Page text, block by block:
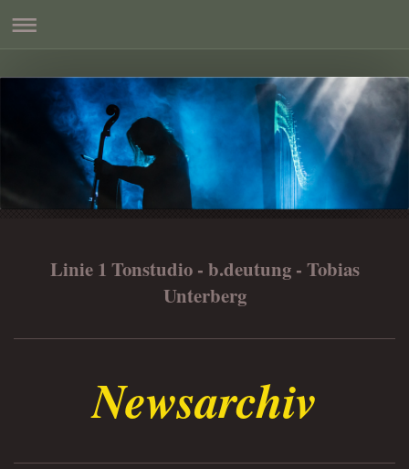
Linie 1 Tonstudio - b.deutung - Tobias
Unterberg
Newsarchiv